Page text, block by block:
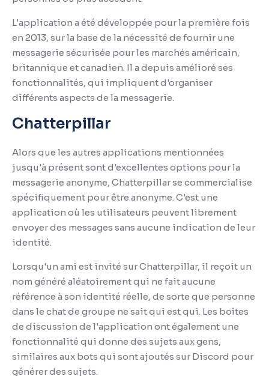
L'application a été développée pour la première fois
en 2013, sur la base de la nécessité de fournir une
messagerie sécurisée pour les marchés américain,
britannique et canadien. Il a depuis amélioré ses
fonctionnalités, qui impliquent d'organiser
différents aspects de la messagerie.
Chatterpillar
Alors que les autres applications mentionnées
jusqu'à présent sont d'excellentes options pour la
messagerie anonyme, Chatterpillar se commercialise
spécifiquement pour être anonyme. C'est une
application où les utilisateurs peuvent librement
envoyer des messages sans aucune indication de leur
identité.
Lorsqu'un ami est invité sur Chatterpillar, il reçoit un
nom généré aléatoirement qui ne fait aucune
référence à son identité réelle, de sorte que personne
dans le chat de groupe ne sait qui est qui. Les boîtes
de discussion de l'application ont également une
fonctionnalité qui donne des sujets aux gens,
similaires aux bots qui sont ajoutés sur Discord pour
générer des sujets.